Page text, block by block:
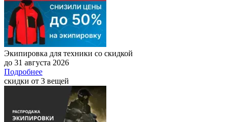
Экипировка для техники со скидкой
до 31 августа 2026
Подробнее
скидки от 3 вещей